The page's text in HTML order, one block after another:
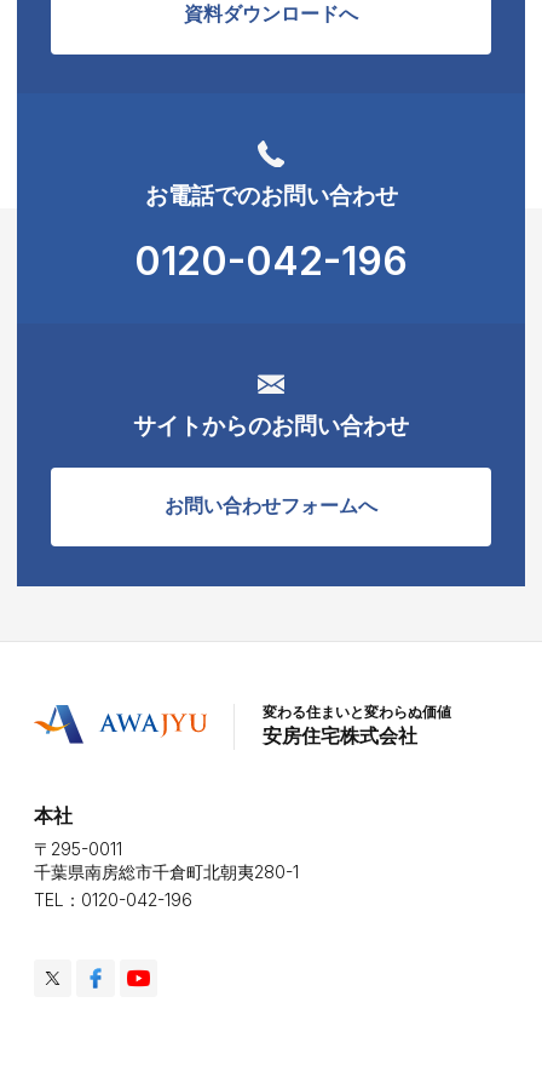
資料ダウンロードへ
お電話でのお問い合わせ
0120-042-196
サイトからのお問い合わせ
お問い合わせフォームへ
変わる住まいと変わらぬ価値
安房住宅株式会社
本社
〒295-0011
千葉県南房総市千倉町北朝夷280-1
TEL：0120-042-196